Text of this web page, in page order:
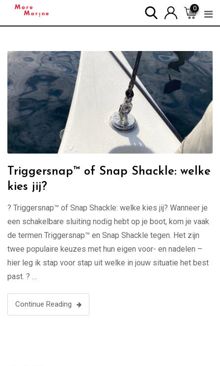
0
Triggersnap™ of Snap Shackle: welke
kies jij?
? Triggersnap™ of Snap Shackle: welke kies jij? Wanneer je
een schakelbare sluiting nodig hebt op je boot, kom je vaak
de termen Triggersnap™ en Snap Shackle tegen. Het zijn
twee populaire keuzes met hun eigen voor- en nadelen –
hier leg ik stap voor stap uit welke in jouw situatie het best
past. ? …
Continue Reading